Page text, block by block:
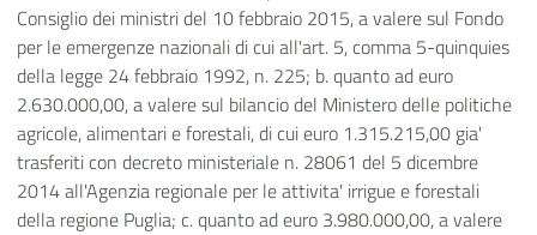
Consiglio dei ministri del 10 febbraio 2015, a valere sul Fondo
per le emergenze nazionali di cui all'art. 5, comma 5-quinquies
della legge 24 febbraio 1992, n. 225; b. quanto ad euro
2.630.000,00, a valere sul bilancio del Ministero delle politiche
agricole, alimentari e forestali, di cui euro 1.315.215,00 gia'
trasferiti con decreto ministeriale n. 28061 del 5 dicembre
2014 all'Agenzia regionale per le attivita' irrigue e forestali
della regione Puglia; c. quanto ad euro 3.980.000,00, a valere